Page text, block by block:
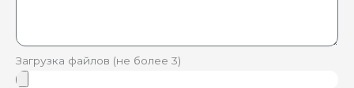
Загрузка файлов (не более 3)